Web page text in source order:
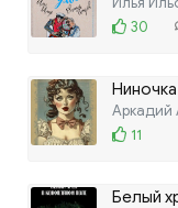
30
Ниночка
Аркадий
11
Белый